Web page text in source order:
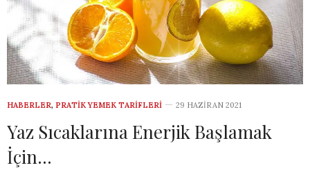
HABERLER, PRATIK YEMEK TARIFLERI 29 HAZIRAN 2021
Yaz Sıcaklarına Enerjik Başlamak
İçin…